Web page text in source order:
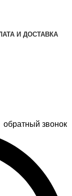
И ДОСТАВКА
обратный звонок